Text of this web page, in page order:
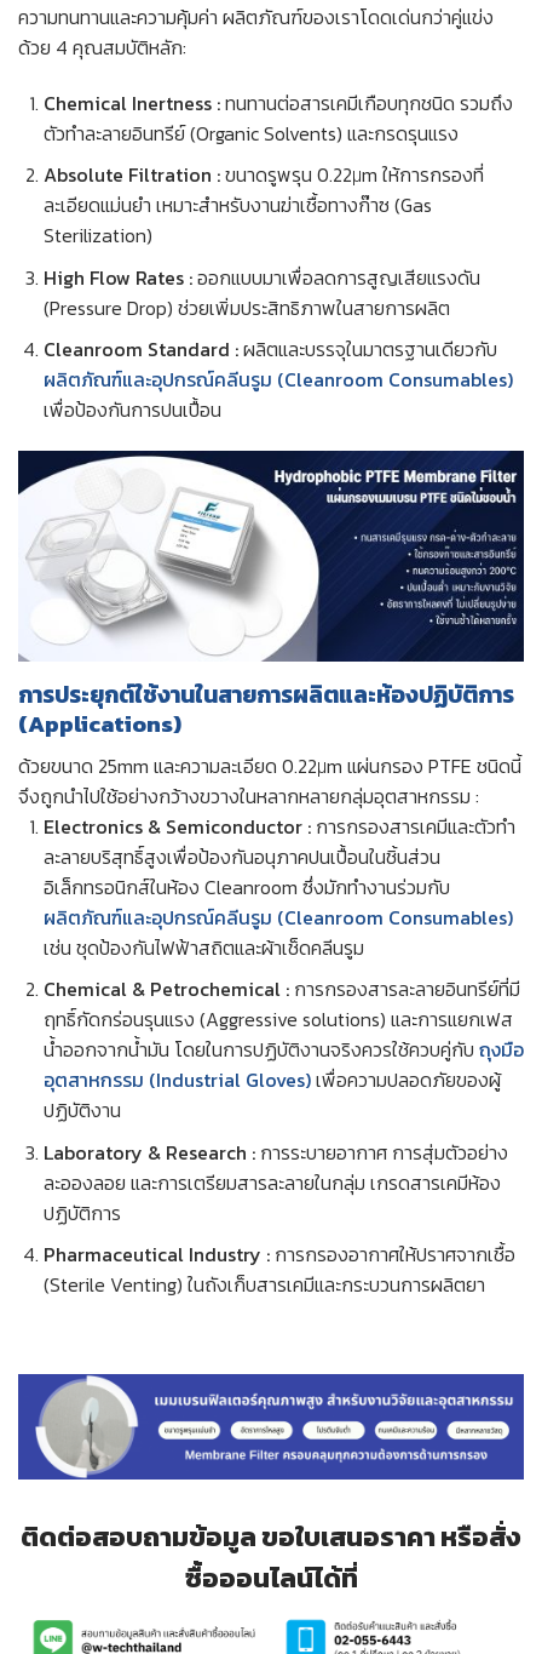
ความทนทานและความคุ้มค่า ผลิตภัณฑ์ของเราโดดเด่นกว่าคู่แข่ง
ด้วย 4 คุณสมบัติหลัก:
Chemical Inertness :ทนทานต่อสารเคมีเกือบทุกชนิด รวมถึง
ตัวทำละลายอินทรีย์ (Organic Solvents) และกรดรุนแรง
Absolute Filtration :ขนาดรูพรุน 0.22μm ให้การกรองที่
ละเอียดแม่นยำ เหมาะสำหรับงานฆ่าเชื้อทางก๊าซ (Gas
Sterilization)
High Flow Rates :ออกแบบมาเพื่อลดการสูญเสียแรงดัน
(Pressure Drop) ช่วยเพิ่มประสิทธิภาพในสายการผลิต
Cleanroom Standard :ผลิตและบรรจุในมาตรฐานเดียวกับ
ผลิตภัณฑ์และอุปกรณ์คลีนรูม (Cleanroom Consumables)
เพื่อป้องกันการปนเปื้อน
การประยุกต์ใช้งานในสายการผลิตและห้องปฏิบัติการ
(Applications)
ด้วยขนาด 25mm และความละเอียด 0.22μm แผ่นกรอง PTFE ชนิดนี้
จึงถูกนำไปใช้อย่างกว้างขวางในหลากหลายกลุ่มอุตสาหกรรม :
Electronics & Semiconductor :การกรองสารเคมีและตัวทำ
ละลายบริสุทธิ์สูงเพื่อป้องกันอนุภาคปนเปื้อนในชิ้นส่วน
อิเล็กทรอนิกส์ในห้อง Cleanroom ซึ่งมักทำงานร่วมกับ
ผลิตภัณฑ์และอุปกรณ์คลีนรูม (Cleanroom Consumables)
เช่น ชุดป้องกันไฟฟ้าสถิตและผ้าเช็ดคลีนรูม
Chemical & Petrochemical : การกรองสารละลายอินทรีย์ที่มี
ฤทธิ์กัดกร่อนรุนแรง (Aggressive solutions) และการแยกเฟส
น้ำออกจากน้ำมัน โดยในการปฏิบัติงานจริงควรใช้ควบคู่กับ ถุงมือ
อุตสาหกรรม (Industrial Gloves)เพื่อความปลอดภัยของผู้
ปฏิบัติงาน
Laboratory & Research :การระบายอากาศ การสุ่มตัวอย่าง
ละอองลอย และการเตรียมสารละลายในกลุ่ม เกรดสารเคมีห้อง
ปฏิบัติการ
Pharmaceutical Industry :การกรองอากาศให้ปราศจากเชื้อ
(Sterile Venting) ในถังเก็บสารเคมีและกระบวนการผลิตยา
ติดต่อสอบถามข้อมูล ขอใบเสนอราคา หรือสั่ง
ซื้อออนไลน์ได้ที่